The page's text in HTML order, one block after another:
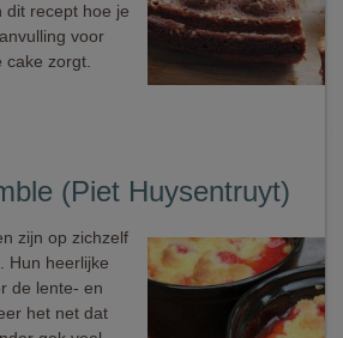
dit recept hoe je
voor
zorgt.
(Piet Huysentruyt)
zijn op zichzelf
Hun heerlijke
de lente- en
het net dat